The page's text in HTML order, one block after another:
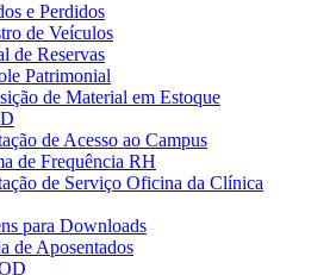
e Perdidos
de Veículos
de Reservas
Patrimonial
de Material em Estoque
de Acesso ao Campus
de Frequência RH
de Serviço Oficina da Clínica
para Downloads
de Aposentados